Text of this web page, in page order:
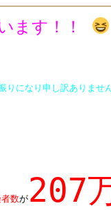
ます！！
りになり申し訳ありま
数が 207